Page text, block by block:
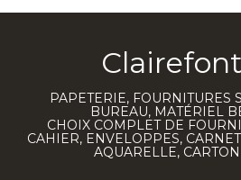
PAPETERIE, FOURNITURES
BUREAU, MATÉRIEL
CHOIX COMPLET DE
CAHIER, ENVELOPPES,
AQUARELLE,